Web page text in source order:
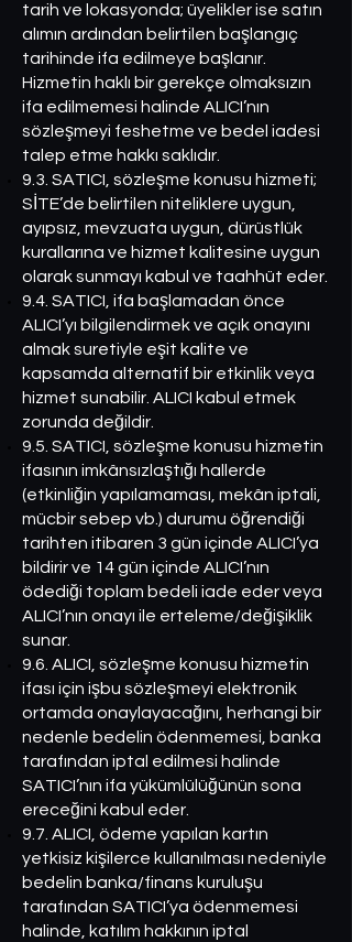
tarih ve lokasyonda; üyelikler ise satın
alımın ardından belirtilen başlangıç
tarihinde ifa edilmeye başlanır.
Hizmetin haklı bir gerekçe olmaksızın
ifa edilmemesi halinde ALICI’nın
sözleşmeyi feshetme ve bedel iadesi
talep etme hakkı saklıdır.
9.3. SATICI, sözleşme konusu hizmeti;
SİTE’de belirtilen niteliklere uygun,
ayıpsız, mevzuata uygun, dürüstlük
kurallarına ve hizmet kalitesine uygun
olarak sunmayı kabul ve taahhüt eder.
9.4. SATICI, ifa başlamadan önce
ALICI’yı bilgilendirmek ve açık onayını
almak suretiyle eşit kalite ve
kapsamda alternatif bir etkinlik veya
hizmet sunabilir. ALICI kabul etmek
zorunda değildir.
9.5. SATICI, sözleşme konusu hizmetin
ifasının imkânsızlaştığı hallerde
(etkinliğin yapılamaması, mekân iptali,
mücbir sebep vb.) durumu öğrendiği
tarihten itibaren 3 gün içinde ALICI’ya
bildirir ve 14 gün içinde ALICI’nın
ödediği toplam bedeli iade eder veya
ALICI’nın onayı ile erteleme/değişiklik
sunar.
9.6. ALICI, sözleşme konusu hizmetin
ifası için işbu sözleşmeyi elektronik
ortamda onaylayacağını, herhangi bir
nedenle bedelin ödenmemesi, banka
tarafından iptal edilmesi halinde
SATICI’nın ifa yükümlülüğünün sona
ereceğini kabul eder.
9.7. ALICI, ödeme yapılan kartın
yetkisiz kişilerce kullanılması nedeniyle
bedelin banka/finans kuruluşu
tarafından SATICI’ya ödenmemesi
halinde, katılım hakkının iptal